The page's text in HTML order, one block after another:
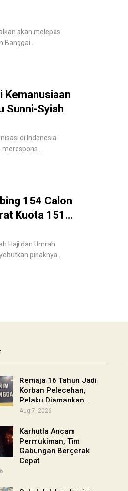
akan melepas
Banggai…
Kemanusiaan
Sunni-Syiah
di Indonesia
154 Calon
Kuota 151…
Haji dan Umrah
pihaknya…
Remaja 16 Tahun Jadi
Korban Pelecehan,
Pelaku Diamankan…
Aug 7, 2026
Karhutla Ancam
Permukiman, Tim
Gabungan Bergerak
Cepat